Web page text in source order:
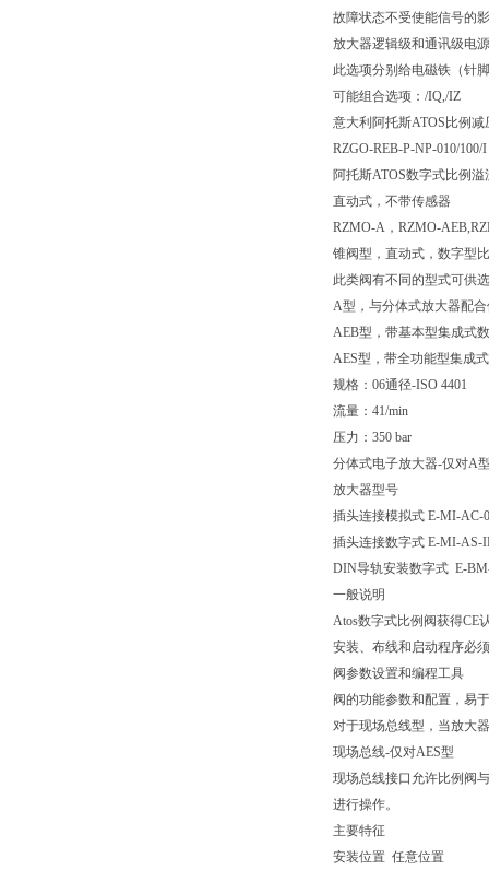
故障状态不受使能信号的
放大器逻辑级和通讯级电源
此选项分别给电磁铁（针
可能组合选项：/IQ,/IZ
意大利阿托斯ATOS比例
RZGO-REB-P-NP-010/100/I
阿托斯ATOS数字式比例溢
直动式，不带传感器
RZMO-A，RZMO-
锥阀型，直动式，数字型
此类阀有不同的型式可供
A型，与分体式放大器配
AEB型，带基本型集成式
AES型，带全功能型集成
规格：06通径-ISO 4401
流量：41/min
压力：350 bar
分体式电子放大器-仅对A
放大器型号
插头连接模拟式 E-MI-AC-
插头连接数字式 E-MI-
DIN导轨安装数字式 E-
一般说明
Atos数字式比例阀获得CE
安装、布线和启动程序必
阀参数设置和编程工具
阀的功能参数和配置，易
对于现场总线型，当放大
现场总线-仅对AES型
现场总线接口允许比例阀
进行操作。
主要特征
安装位置 任意位置